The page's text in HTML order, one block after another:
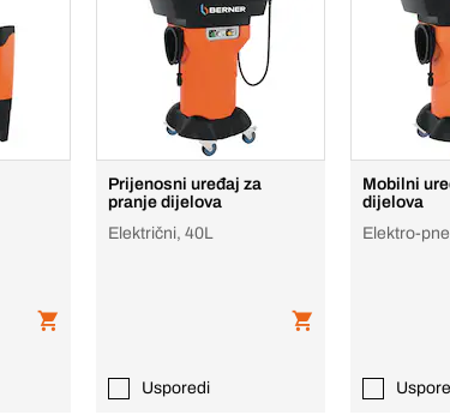
Prijenosni uređaj za
pranje dijelova
Električni, 40L
Usporedi
Mobilni
dijelova
Elektro-